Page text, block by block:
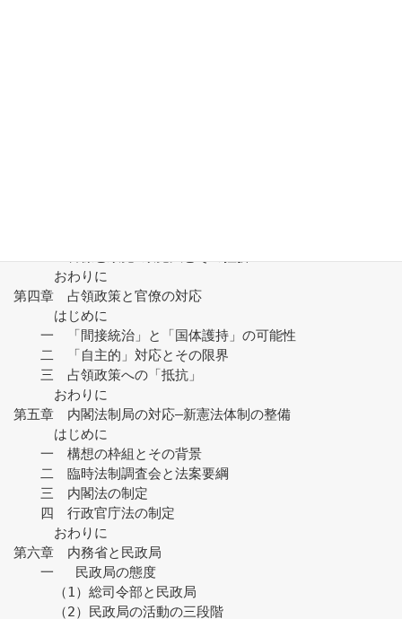
おわりに
第四章　占領政策と官僚の対応
はじめに
一　「間接統治」と「国体護持」の可能性
二　「自主的」対応とその限界
三　占領政策への「抵抗」
おわりに
第五章　内閣法制局の対応―新憲法体制の整備
はじめに
一　構想の枠組とその背景
二　臨時法制調査会と法案要綱
三　内閣法の制定
四　行政官庁法の制定
おわりに
第六章　内務省と民政局
一　 民政局の態度
（1）総司令部と民政局
（2）民政局の活動の三段階